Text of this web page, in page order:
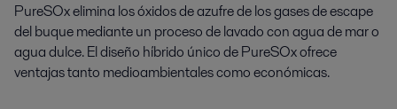
PureSOx elimina los óxidos de azufre de los gases de escape
del buque mediante un proceso de lavado con agua de mar o
agua dulce. El diseño híbrido único de PureSOx ofrece
ventajas tanto medioambientales como económicas.